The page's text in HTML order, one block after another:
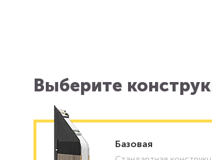
Выберите
Базовая